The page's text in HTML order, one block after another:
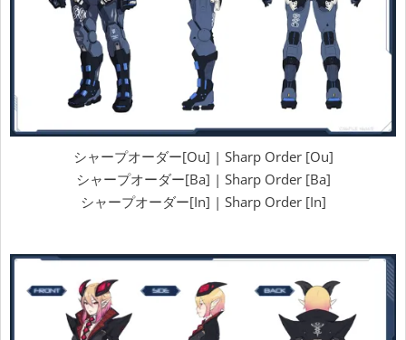
シャープオーダー[Ou] | Sharp Order [Ou]
シャープオーダー[Ba] | Sharp Order [Ba]
シャープオーダー[In] | Sharp Order [In]